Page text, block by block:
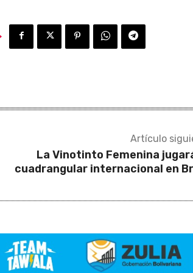
Artículo
La Vinotinto Femenina
cuadrangular internacional en